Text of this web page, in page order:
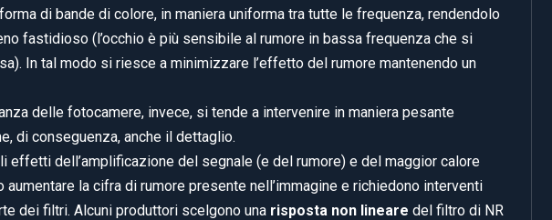
di bande di colore, in maniera uniforma tra tutte le frequenza, rendendolo
fastidioso (l’occhio è più sensibile al rumore in bassa frequenza che si
In tal modo si riesce a minimizzare l’effetto del rumore mantenendo un
delle fotocamere, invece, si tende a intervenire in maniera pesante
di conseguenza, anche il dettaglio.
effetti dell’amplificazione del segnale (e del rumore) e del maggior calore
aumentare la cifra di rumore presente nell’immagine e richiedono interventi
dei filtri. Alcuni produttori scelgono una risposta non lineare del filtro di NR